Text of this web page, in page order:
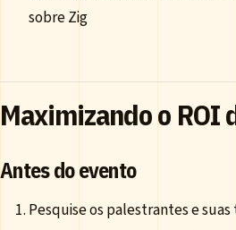
sobre Zig
Maximizando o ROI
Antes do evento
Pesquise os palestrantes e